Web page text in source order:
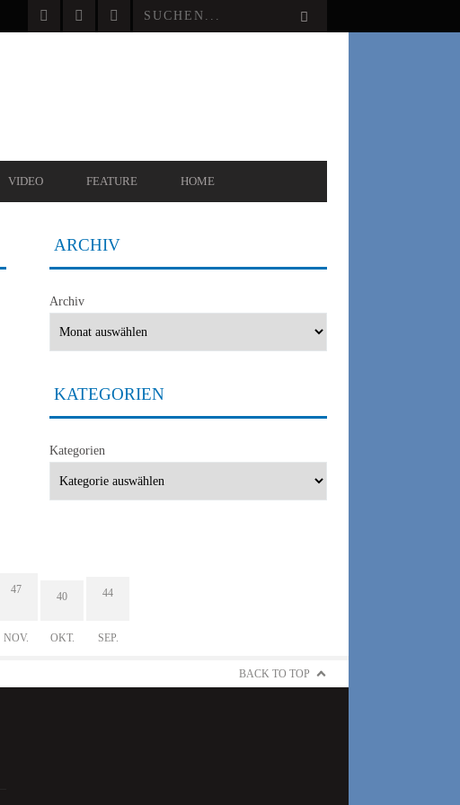
VIDEO FEATURE HOME
ARCHIV
Archiv
KATEGORIEN
Kategorien
47
NOV.
40
OKT.
44
SEP.
BACK TO TOP